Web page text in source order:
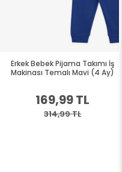
Erkek Bebek Pijama Takımı İş
Makinası Temalı Mavi (4 Ay)
169,99 TL
314,99 TL